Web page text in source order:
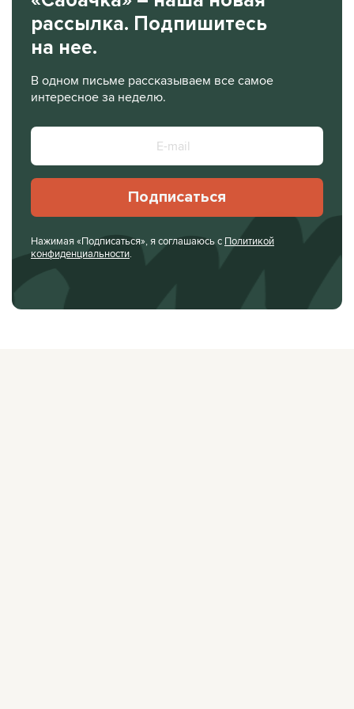
рассылка. Подпишитесь
на нее.
В одном письме рассказываем все самое
интересное за неделю.
Подписаться
Нажимая «Подписаться», я соглашаюсь с Политикой
конфиденциальности.